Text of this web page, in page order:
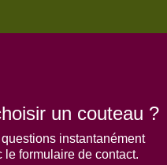
un couteau ?
instantanément
formulaire de contact.